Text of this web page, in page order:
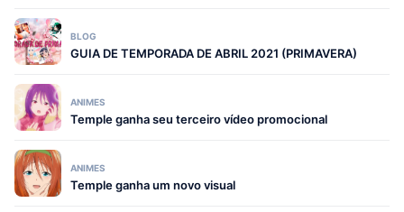
BLOG
GUIA DE TEMPORADA DE ABRIL 2021 (PRIMAVERA)
ANIMES
Temple ganha seu terceiro vídeo promocional
ANIMES
Temple ganha um novo visual